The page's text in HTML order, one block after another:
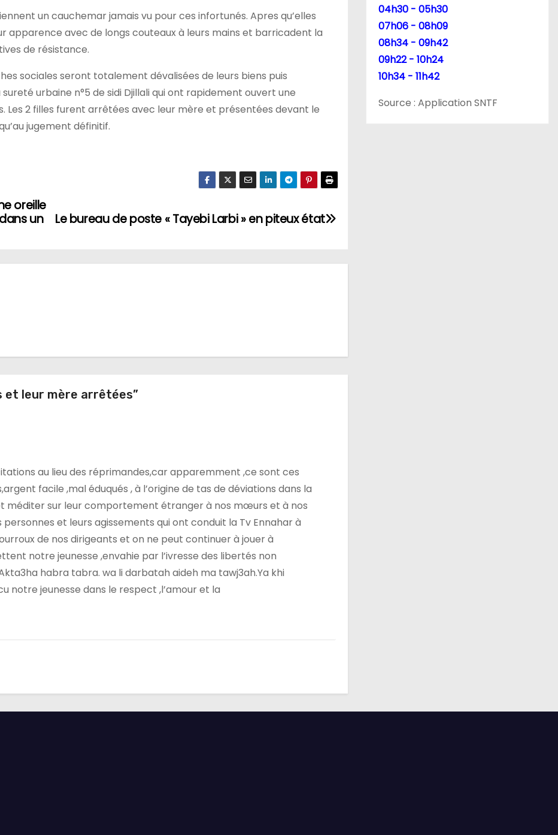
un cauchemar jamais vu pour ces infortunés. Apres qu’elles
apparence avec de longs couteaux à leurs mains et barricadent la
de résistance.
sociales seront totalement dévalisées de leurs biens puis
urbaine n°5 de sidi Djillali qui ont rapidement ouvert une
Les 2 filles furent arrêtées avec leur mère et présentées devant le
jugement définitif.
Le bureau de poste « Tayebi Larbi » en piteux état
oreille
un
et leur mère arrêtées”
au lieu des réprimandes,car apparemment ,ce sont ces
facile ,mal éduqués , à l’origine de tas de déviations dans la
méditer sur leur comportement étranger à nos mœurs et à nos
et leurs agissements qui ont conduit la Tv Ennahar à
de nos dirigeants et on ne peut continuer à jouer à
notre jeunesse ,envahie par l’ivresse des libertés non
habra tabra. wa li darbatah aideh ma tawj3ah.Ya khi
notre jeunesse dans le respect ,l’amour et la
04h30 - 05h30
07h06 - 08h09
08h34 - 09h42
09h22 - 10h24
10h34 - 11h42
Source : Application SNTF